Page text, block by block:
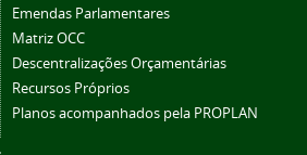
Emendas Parlamentares
Matriz OCC
Descentralizações Orçamentárias
Recursos Próprios
Planos acompanhados pela PROPLAN